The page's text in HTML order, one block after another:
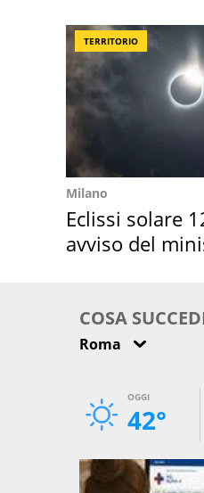
TERRITORIO
Milano
Eclissi solare
avviso del